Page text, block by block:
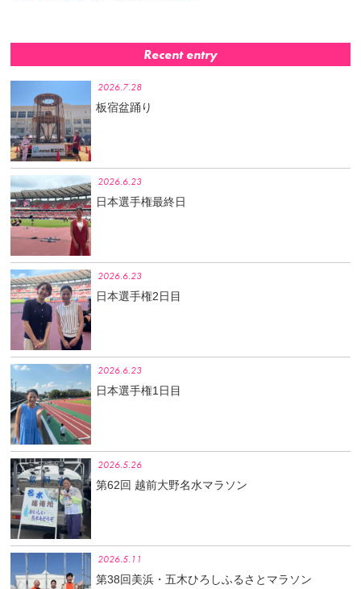
Recent entry
2026.7.28
板宿盆踊り
2026.6.23
日本選手権最終日
2026.6.23
日本選手権2日目
2026.6.23
日本選手権1日目
2026.5.26
第62回 越前大野名水マラソン
2026.5.11
第38回美浜・五木ひろしふるさとマラソン